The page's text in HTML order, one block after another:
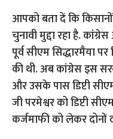
आपको बता दें कि
चुनावी मुद्दा रहा है.
पूर्व सीएम सिद्धारमैया
की थी. अब कांग्रेस इस
और उसके पास डिप्टी
जी परमेश्वर को डिप्टी
कर्जमाफी को लेकर दोनों